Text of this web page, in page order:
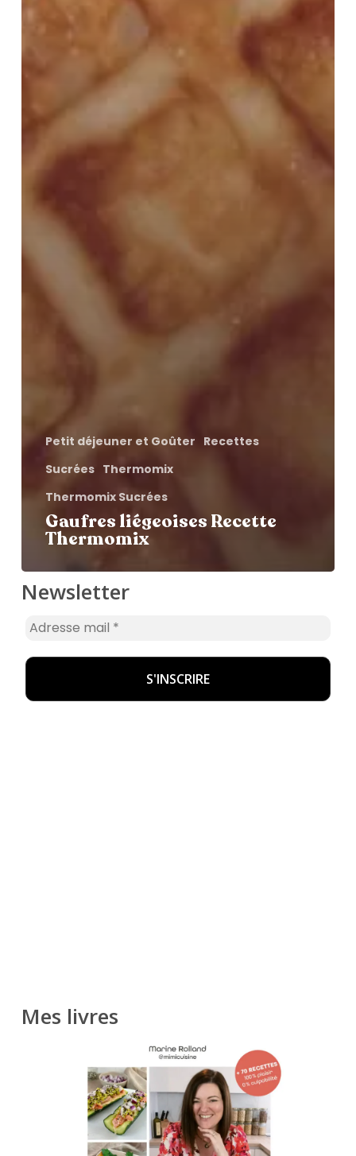
Petit déjeuner et Goûter Recettes
Sucrées Thermomix
Thermomix Sucrées
Gaufres liégeoises Recette
Thermomix
Newsletter
Mes livres